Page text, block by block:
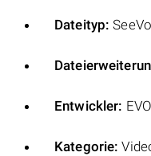
Dateityp:
Entwickler:
Kategorie: